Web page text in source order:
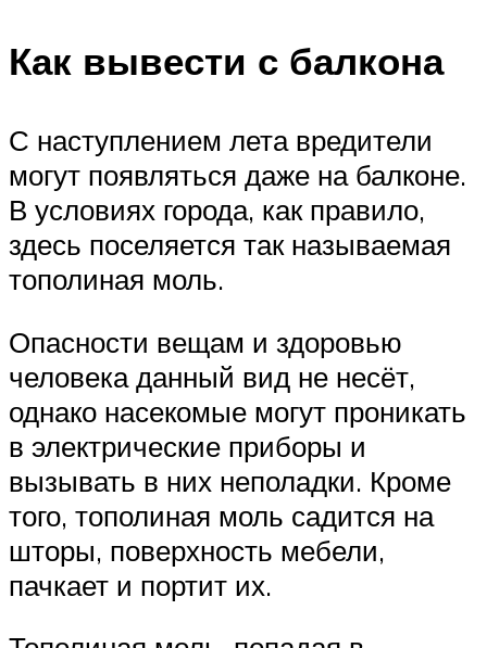
Как вывести с балкона
С наступлением лета вредители
могут появляться даже на балконе.
В условиях города, как правило,
здесь поселяется так называемая
тополиная моль.
Опасности вещам и здоровью
человека данный вид не несёт,
однако насекомые могут проникать
в электрические приборы и
вызывать в них неполадки. Кроме
того, тополиная моль садится на
шторы, поверхность мебели,
пачкает и портит их.